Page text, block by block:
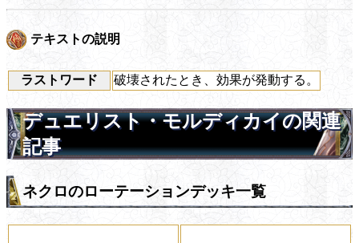
テキストの説明
ラストワード 破壊されたとき、効果が発動する。
デュエリスト・モルディカイの関連
記事
ネクロのローテーションデッキ一覧